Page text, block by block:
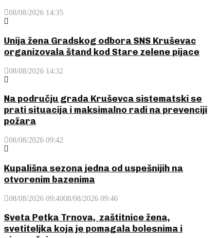
08/08/2026 14:35
Unija žena Gradskog odbora SNS Kruševac
organizovala štand kod Stare zelene pijace
08/08/2026 14:32
Na području grada Kruševca sistematski se
prati situacija i maksimalno radi na prevenciji
požara
08/08/2026 09:42
Kupališna sezona jedna od uspešnijih na
otvorenim bazenima
08/08/2026 09:4008/08/2026 09:46
Sveta Petka Trnova, zaštitnice žena,
svetiteljka koja je pomagala bolesnima i